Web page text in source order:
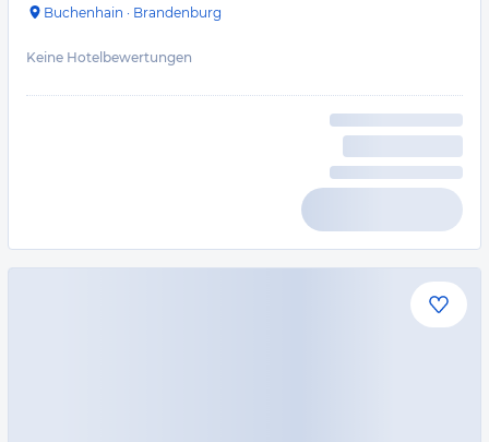
Buchenhain · Brandenburg
Keine Hotelbewertungen